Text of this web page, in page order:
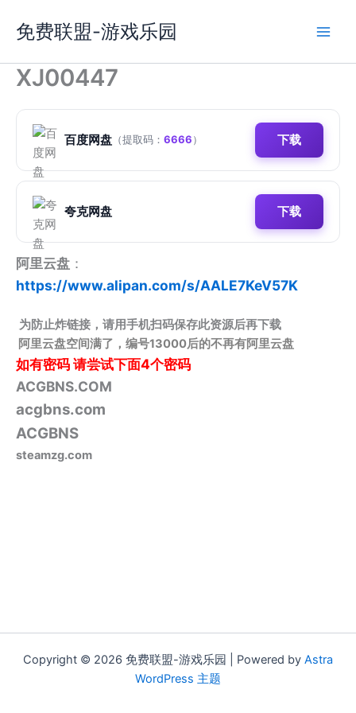
容
免费联盟-游戏乐园
XJ00447
百度网盘 （提取码： 6666） 下载
夸克网盘 下载
阿里云盘 ：
https://www.alipan.com/s/AALE7KeV57K
为防止炸链接，请用手机扫码保存此资源后再下载
阿里云盘空间满了，编号13000后的不再有阿里云盘
如有密码请尝试下面4个密码
ACGBNS.COM
acgbns.com
ACGBNS
steamzg.com
Copyright © 2026 免费联盟-游戏乐园 | Powered by Astra
WordPress 主题